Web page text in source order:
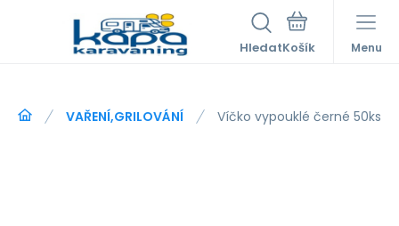
Hledat Menu
VAŘENÍ,GRILOVÁNÍ Víčko vypouklé černé 50ks